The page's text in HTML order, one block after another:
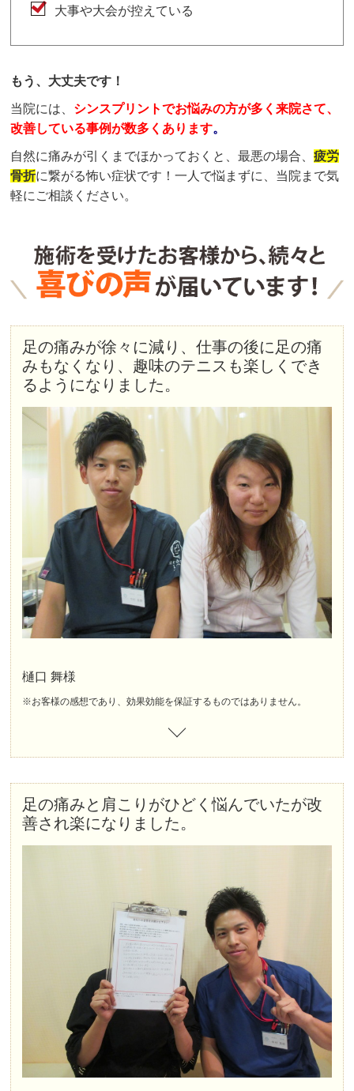
大事や大会が控えている
もう、大丈夫です！
当院には、 シンスプリントでお悩みの方が多く来院さて、
改善している事例が数多くあります。
自然に痛みが引くまでほかっておくと、最悪の場合、疲労
骨折に繋がる怖い症状です！一人で悩まずに、当院まで気
軽にご相談ください。
足の痛みが徐々に減り、仕事の後に足の痛
みもなくなり、趣味のテニスも楽しくでき
るようになりました。
樋口 舞様
※お客様の感想であり、効果効能を保証するものではありません。
足の痛みと肩こりがひどく悩んでいたが改
善され楽になりました。